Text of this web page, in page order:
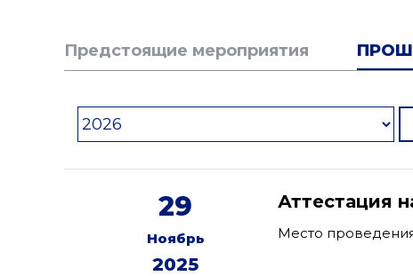
Предстоящие мероприятия
29
Ноябрь
2025
Аттестация
Место